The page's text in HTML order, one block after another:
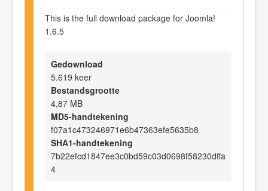
This is the full download package for Joomla!
1.6.5
Gedownload
5.619 keer
Bestandsgrootte
4,87 MB
MD5-handtekening
f07a1c473246971e6b47363efe5635b8
SHA1-handtekening
7b22efcd1847ee3c0bd59c03d0698f58230dffa
4